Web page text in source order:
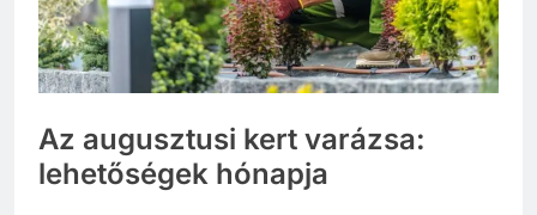
Az augusztusi kert varázsa:
lehetőségek hónapja